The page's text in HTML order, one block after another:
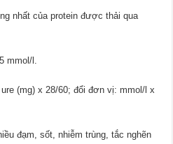
nhất của protein được thải qua
mmol/l.
(mg) x 28/60; đổi đơn vị: mmol/l x
đạm, sốt, nhiễm trùng, tắc nghẽn